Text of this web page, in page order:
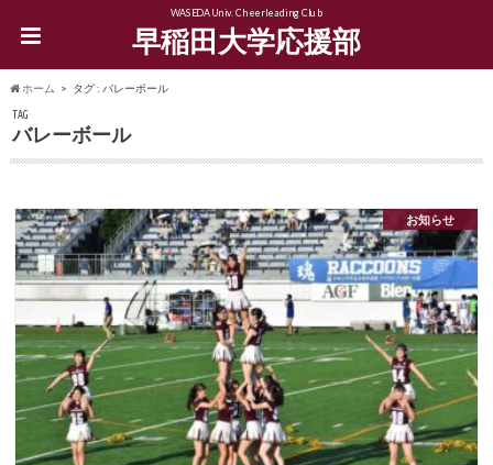
WASEDA Univ. Cheerleading Club
早稲田大学応援部
ホーム タグ : バレーボール
TAG
バレーボール
お知らせ